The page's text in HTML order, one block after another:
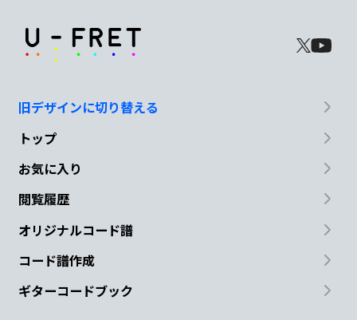
旧デザインに切り替える
トップ
お気に入り
閲覧履歴
オリジナルコード譜
コード譜作成
ギターコードブック